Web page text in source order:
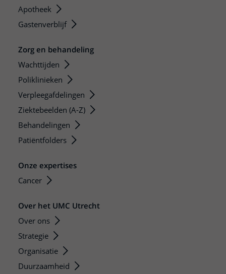
Apotheek
Gastenverblijf
Zorg en behandeling
Wachttijden
Poliklinieken
Verpleegafdelingen
Ziektebeelden (A-Z)
Behandelingen
Patiëntfolders
Onze expertises
Cancer
Over het UMC Utrecht
Over ons
Strategie
Organisatie
Duurzaamheid